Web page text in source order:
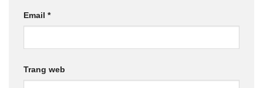
Email *
Trang web